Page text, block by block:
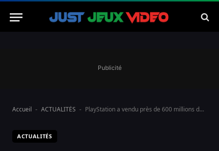
Publicité
Accueil - ACTUALITÉS - PlayStation a vendu près de 600 millions de consoles de jeux depuis 1994.
ACTUALITÉS